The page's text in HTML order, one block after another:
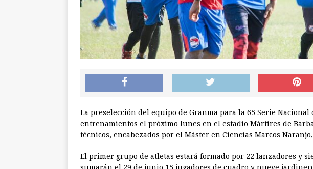
La preselección del equipo de Granma para la 65 Serie Nacional
entrenamientos el próximo lunes en el estadio Mártires de
técnicos, encabezados por el Máster en Ciencias Marcos
El primer grupo de atletas estará formado por 22 lanzadores y